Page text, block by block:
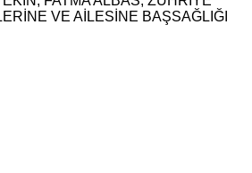
VE AİLESİNE BAŞSAĞLIĞI